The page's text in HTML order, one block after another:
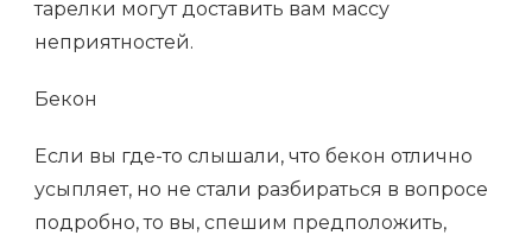
тарелки могут доставить вам массу
неприятностей.
Бекон
Если вы где-то слышали, что бекон отлично
усыпляет, но не стали разбираться в вопросе
подробно, то вы, спешим предположить,